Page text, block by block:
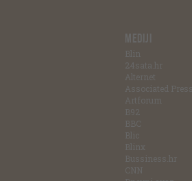
MEDIJI
Blin
24sata.hr
Alternet
Associated Press
Artforum
B92
BBC
Blic
Blinx
Bussiness.hr
CNN